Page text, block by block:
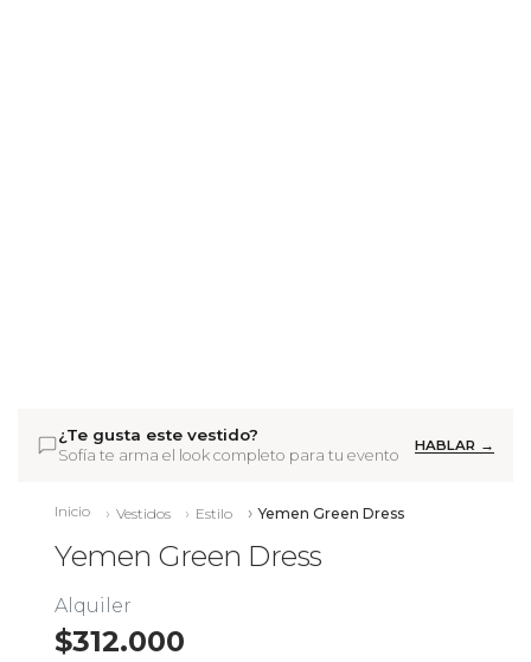
¿Te gusta este vestido?
Sofía te arma el look completo para tu evento
HABLAR →
Inicio Vestidos Estilo Yemen Green Dress
Yemen Green Dress
Alquiler
$312.000